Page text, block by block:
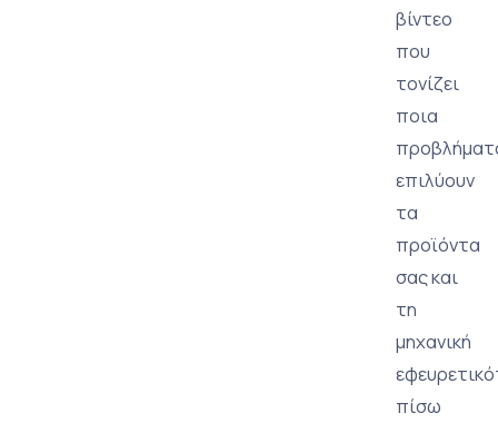
βίντεο
που
τονίζει
ποια
επιλύουν
τα
προϊόντα
σας και
τη
μηχανική
πίσω